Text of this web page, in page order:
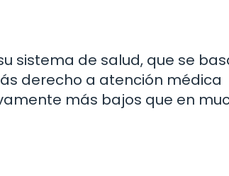
sistema de salud, que se
derecho a atención médica
más bajos que en